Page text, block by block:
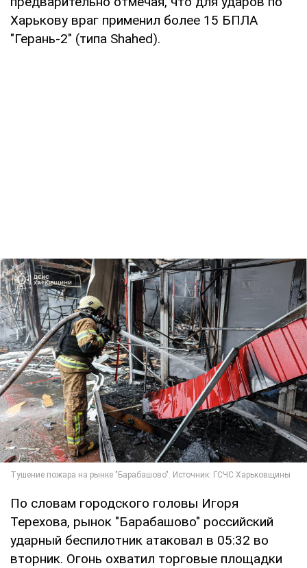
Харькову враг применил более 15 БПЛА
"Герань-2" (типа Shahed).
По словам городского головы Игоря
Терехова, рынок "Барабашово" российский
ударный беспилотник атаковал в 05:32 во
вторник. Огонь охватил торговые площадки